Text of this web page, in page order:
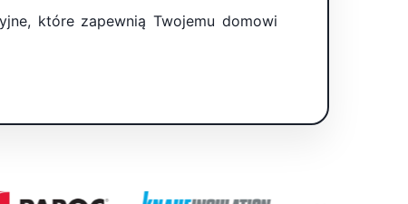
które zapewnią Twojemu domowi